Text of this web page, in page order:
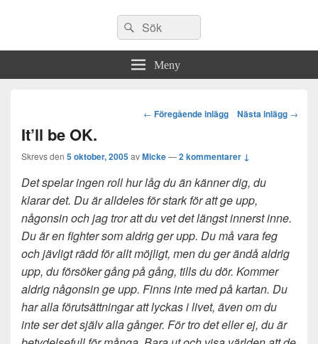
Sök
efter:
Sök
Meny
Post
← Föregående inlägg Nästa inlägg →
It’ll be OK.
Skrevs den 5 oktober, 2005avMicke—2 kommentarer ↓
Det spelar ingen roll hur låg du än känner dig, du
klarar det. Du är alldeles för stark för att ge upp,
någonsin och jag tror att du vet det längst innerst inne.
Du är en fighter som aldrig ger upp. Du må vara feg
och jävligt rädd för allt möjligt, men du ger ändå aldrig
upp, du försöker gång på gång, tills du dör. Kommer
aldrig någonsin ge upp. Finns inte med på kartan. Du
har alla förutsättningar att lyckas i livet, även om du
inte ser det själv alla gånger. För tro det eller ej, du är